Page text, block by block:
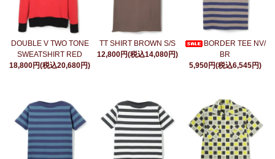
DOUBLE V TWO TONE
SWEATSHIRT RED
18,800円(税込20,680円)
TT SHIRT BROWN S/S
12,800円(税込14,080円)
BORDER TEE NV/
BR
5,950円(税込6,545円)